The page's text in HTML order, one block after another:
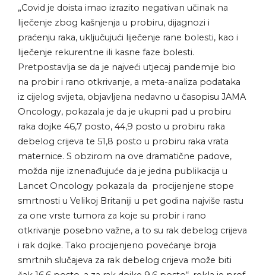
„Covid je doista imao izrazito negativan učinak na
liječenje zbog kašnjenja u probiru, dijagnozi i
praćenju raka, uključujući liječenje rane bolesti, kao i
liječenje rekurentne ili kasne faze bolesti.
Pretpostavlja se da je najveći utjecaj pandemije bio
na probir i rano otkrivanje, a meta-analiza podataka
iz cijelog svijeta, objavljena nedavno u časopisu JAMA
Oncology, pokazala je da je ukupni pad u probiru
raka dojke 46,7 posto, 44,9 posto u probiru raka
debelog crijeva te 51,8 posto u probiru raka vrata
maternice. S obzirom na ove dramatične padove,
možda nije iznenađujuće da je jedna publikacija u
Lancet Oncology pokazala da procijenjene stope
smrtnosti u Velikoj Britaniji u pet godina najviše rastu
za one vrste tumora za koje su probir i rano
otkrivanje posebno važne, a to su rak debelog crijeva
i rak dojke. Tako procijenjeno povećanje broja
smrtnih slučajeva za rak debelog crijeva može biti